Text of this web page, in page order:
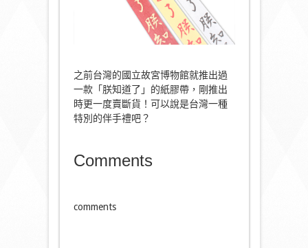
之前台灣的國立故宮博物館就推出過
一款「朕知道了」的紙膠帶，剛推出
時更一度賣斷貨！可以說是台灣一種
特別的伴手禮吧？
Comments
comments